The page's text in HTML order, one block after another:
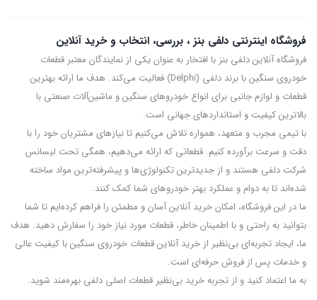
فروشگاه اینترنتی دلفی بنز ، بررسی، انتخاب و خرید آنلاین
فروشگاه آنلاین دلفی بنز با افتخار به عنوان یکی از نمایندگان معتبر قطعات
خودروی سنگین با برند دلفی (Delphi) فعالیت می‌کند. هدف ما ارائه بهترین
قطعات و لوازم جانبی برای انواع خودروهای سنگین و ماشین‌آلات صنعتی با
بالاترین کیفیت و استانداردهای جهانی است.
با تیمی مجرب و متعهد، همواره تلاش می‌کنیم تا نیازهای مشتریان خود را با
دقت و سرعت برآورده کنیم. قطعاتی که ارائه می‌دهیم، همگی تحت لیسانس
شرکت دلفی هستند و از جدیدترین تکنولوژی‌ها و پیشرفته‌ترین مواد ساخته
شده‌اند تا به دوام و عملکرد بهتر خودروهای شما کمک کنند.
ما در این فروشگاه، امکان خرید آنلاین آسان و مطمئن را فراهم کرده‌ایم تا شما
بتوانید به راحتی و با اطمینان خاطر، قطعات مورد نیاز خود را سفارش دهید. هدف
ما، ایجاد تجربه‌ای بی‌نظیر از خرید آنلاین قطعات خودروی سنگین با کیفیت عالی
و خدمات پس از فروش حرفه‌ای است.
به ما اعتماد کنید و از تجربه‌ خرید بی‌نظیر قطعات اصلی دلفی بهره‌مند شوید.